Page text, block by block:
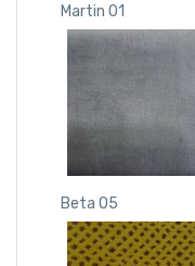
Martin 01
Beta 05